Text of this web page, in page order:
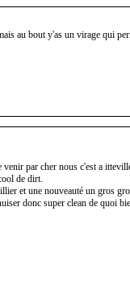
au bout y'as un virage qui
par cher nous c'est a
de dirt.
et une nouveauté un gros
donc super clean de quoi